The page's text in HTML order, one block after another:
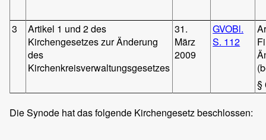
3
Artikel 1 und 2 des
Kirchengesetzes zur Änderung
des
Kirchenkreisverwaltungsgesetzes
31.
März
2009
GVOBl.
S. 112
§
Die Synode hat das folgende Kirchengesetz beschlossen: